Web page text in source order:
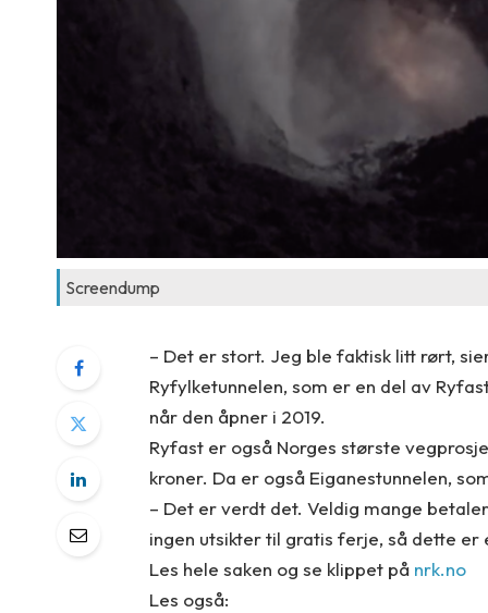
Screendump
– Det er stort. Jeg ble faktisk litt rørt,
Ryfylketunnelen, som er en del av
når den åpner i 2019.
Ryfast er også Norges største
kroner. Da er også Eiganestunnelen,
– Det er verdt det. Veldig mange
ingen utsikter til gratis ferje, så dette
Les hele saken og se klippet på nrk.no
Les også: